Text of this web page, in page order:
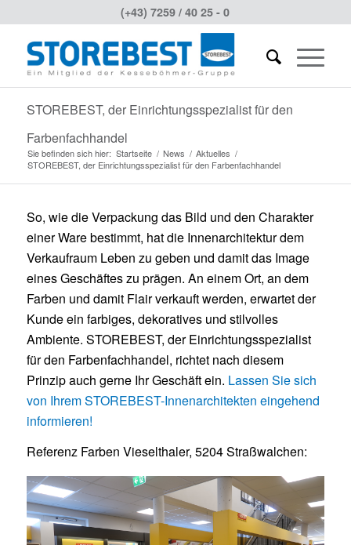
(+43) 7259 / 40 25 - 0
STOREBEST, der Einrichtungsspezialist für den
Farbenfachhandel
Sie befinden sich hier: Startseite / News / Aktuelles /
STOREBEST, der Einrichtungsspezialist für den Farbenfachhandel
So, wie die Verpackung das Bild und den Charakter
einer Ware bestimmt, hat die Innenarchitektur dem
Verkaufraum Leben zu geben und damit das Image
eines Geschäftes zu prägen. An einem Ort, an dem
Farben und damit Flair verkauft werden, erwartet der
Kunde ein farbiges, dekoratives und stilvolles
Ambiente. STOREBEST, der Einrichtungsspezialist
für den Farbenfachhandel, richtet nach diesem
Prinzip auch gerne Ihr Geschäft ein. Lassen Sie sich
von Ihrem STOREBEST-Innenarchitekten eingehend
informieren!
Referenz Farben Vieselthaler, 5204 Straßwalchen: